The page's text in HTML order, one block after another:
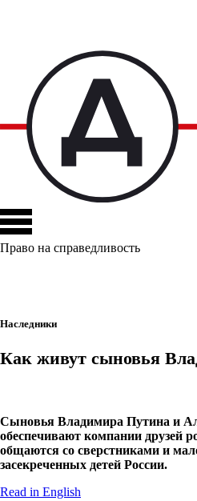
Право на справедливость
Наследники
Как живут сыновья
Сыновья Владимира Путина и
обеспечивают компании друзей
общаются со сверстниками и
засекреченных детей России.
Read in English